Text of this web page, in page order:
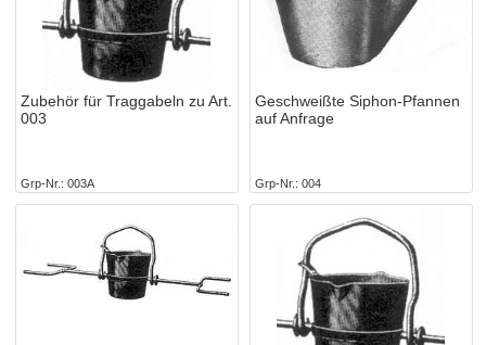
Zubehör für Traggabeln zu Art.
003
Grp-Nr. 003A
Geschweißte Siphon-Pfannen
auf Anfrage
Grp-Nr. 004